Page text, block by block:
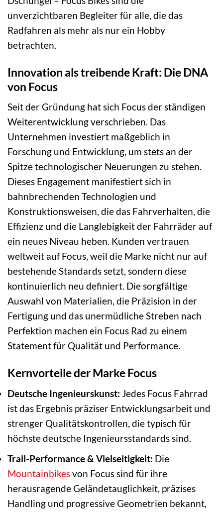
unverzichtbaren Begleiter für alle, die das
Radfahren als mehr als nur ein Hobby
betrachten.
Innovation als treibende Kraft: Die DNA
von Focus
Seit der Gründung hat sich Focus der ständigen
Weiterentwicklung verschrieben. Das
Unternehmen investiert maßgeblich in
Forschung und Entwicklung, um stets an der
Spitze technologischer Neuerungen zu stehen.
Dieses Engagement manifestiert sich in
bahnbrechenden Technologien und
Konstruktionsweisen, die das Fahrverhalten, die
Effizienz und die Langlebigkeit der Fahrräder auf
ein neues Niveau heben. Kunden vertrauen
weltweit auf Focus, weil die Marke nicht nur auf
bestehende Standards setzt, sondern diese
kontinuierlich neu definiert. Die sorgfältige
Auswahl von Materialien, die Präzision in der
Fertigung und das unermüdliche Streben nach
Perfektion machen ein Focus Rad zu einem
Statement für Qualität und Performance.
Kernvorteile der Marke Focus
Deutsche Ingenieurskunst: Jedes Focus Fahrrad
ist das Ergebnis präziser Entwicklungsarbeit und
strenger Qualitätskontrollen, die typisch für
höchste deutsche Ingenieursstandards sind.
Trail-Performance & Vielseitigkeit: Die
Mountainbikesvon Focus sind für ihre
herausragende Geländetauglichkeit, präzises
Handling und progressive Geometrien bekannt,